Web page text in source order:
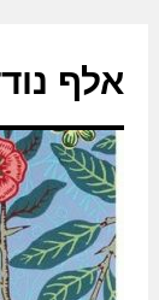
אלף